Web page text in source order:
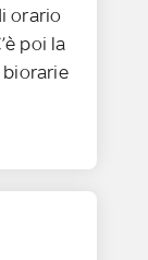
orario
poi la